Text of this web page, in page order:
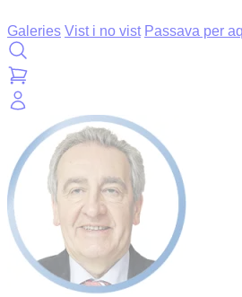
Galeries Vist i no vist Passava per